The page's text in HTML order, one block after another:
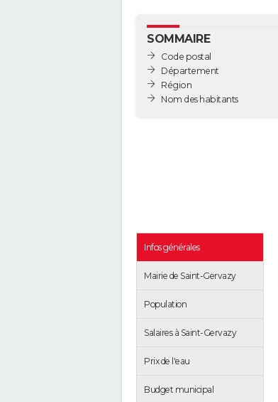
SOMMAIRE
Code postal
Département
Région
Nom des habitants
Infos générales
Mairie de Saint-Gervazy
Population
Salaires à Saint-Gervazy
Prix de l'eau
Budget municipal